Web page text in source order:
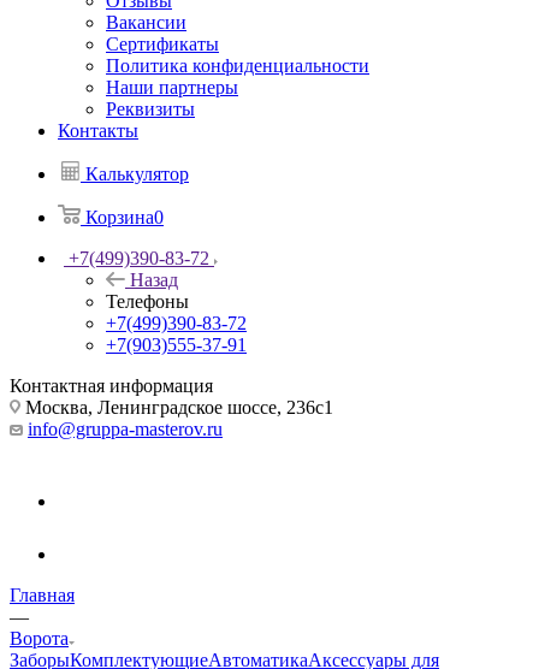
Вакансии
Сертификаты
Политика конфиденциальности
Наши партнеры
Реквизиты
Контакты
Калькулятор
Корзина0
+7(499)390-83-72
Назад
Телефоны
+7(499)390-83-72
+7(903)555-37-91
Контактная информация
Москва, Ленинградское шоссе, 236с1
info@gruppa-masterov.ru
Главная
—
Ворота
ЗаборыКомплектующиеАвтоматикаАксессуары для